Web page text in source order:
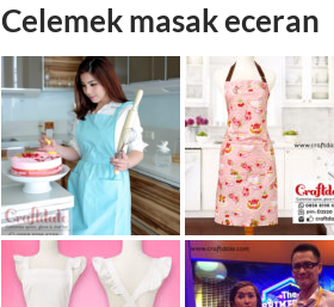
Celemek masak eceran